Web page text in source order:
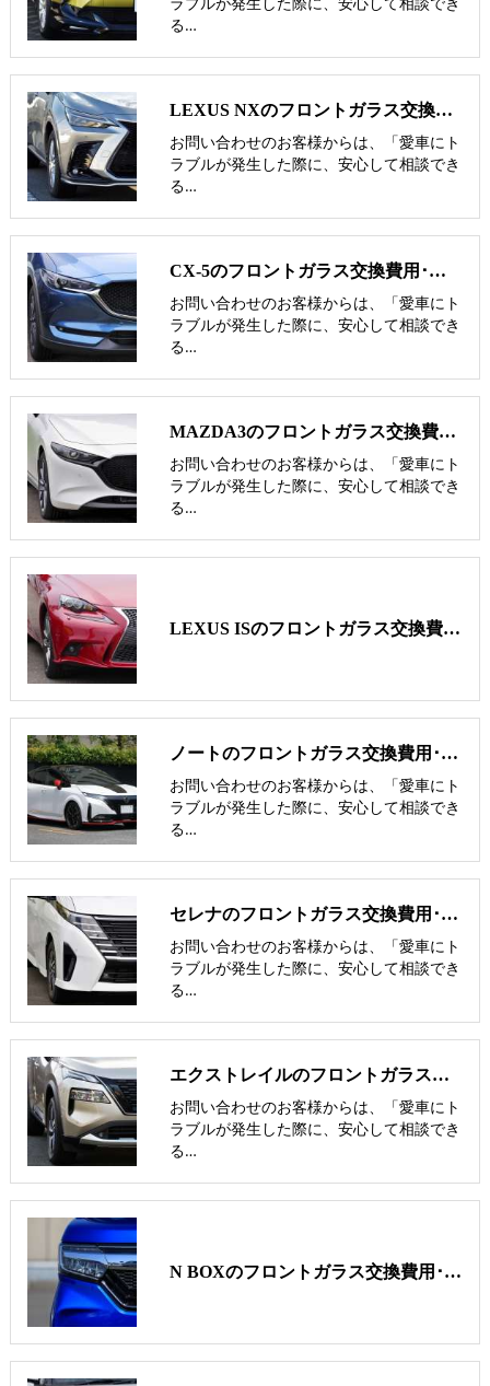
る…
LEXUS NXのフロントガラス交換費用･飛び石修理費用･低価格ガラス紹介
お問い合わせのお客様からは、「愛車にト
ラブルが発生した際に、安心して相談でき
る…
CX-5のフロントガラス交換費用･飛び石修理費用･低価格ガラス紹介
お問い合わせのお客様からは、「愛車にト
ラブルが発生した際に、安心して相談でき
る…
MAZDA3のフロントガラス交換費用･飛び石修理費用･低価格ガラス紹介
お問い合わせのお客様からは、「愛車にト
ラブルが発生した際に、安心して相談でき
る…
LEXUS ISのフロントガラス交換費用･飛び石修理費用･低価格ガラス紹介
ノートのフロントガラス交換費用･飛び石修理費用･低価格ガラス紹介
お問い合わせのお客様からは、「愛車にト
ラブルが発生した際に、安心して相談でき
る…
セレナのフロントガラス交換費用･飛び石修理費用･低価格ガラス紹介
お問い合わせのお客様からは、「愛車にト
ラブルが発生した際に、安心して相談でき
る…
エクストレイルのフロントガラス交換費用･飛び石修理費用･低価格ガラス紹介
お問い合わせのお客様からは、「愛車にト
ラブルが発生した際に、安心して相談でき
る…
N BOXのフロントガラス交換費用･飛び石修理費用･低価格ガラス紹介